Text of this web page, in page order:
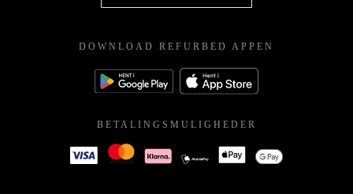
DOWNLOAD REFURBED APPEN
BETALINGSMULIGHEDER